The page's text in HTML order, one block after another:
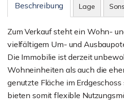
Beschreibung Lage
Zum Verkauf steht ein Wohn-
vielfältigem Um- und
Die Immobilie ist derzeit
Wohneinheiten als auch die
genutzte Fläche im
bieten somit flexible